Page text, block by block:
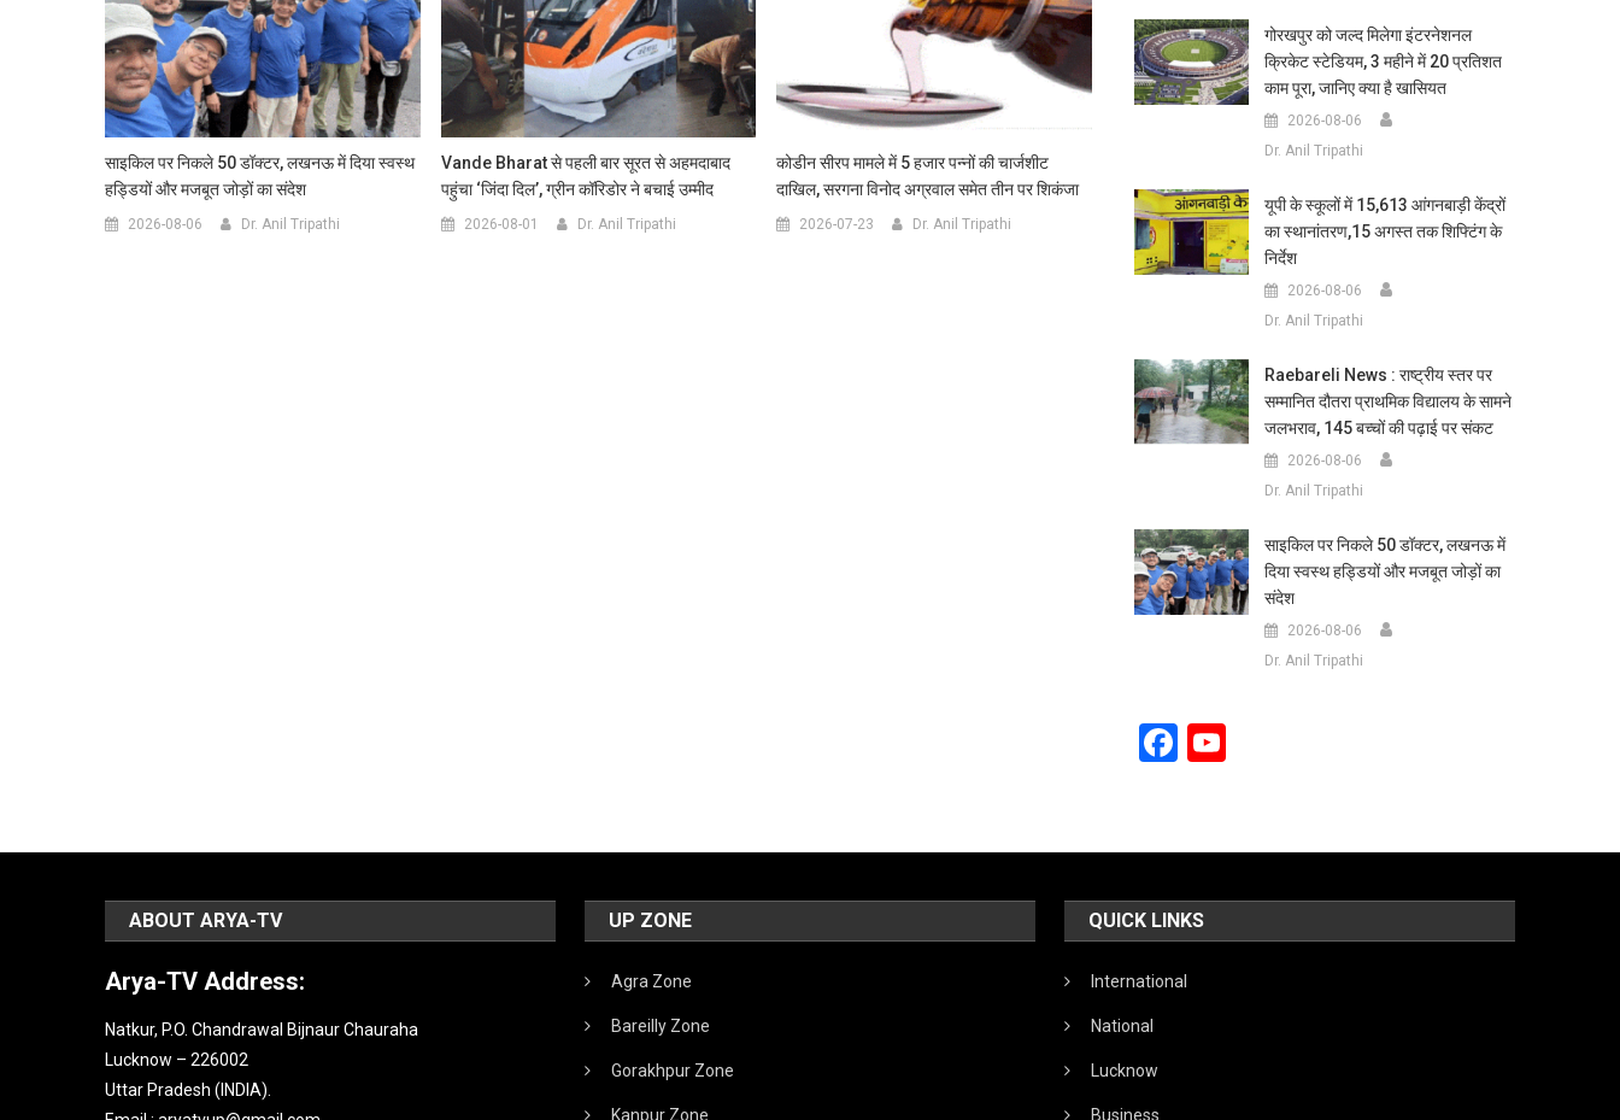
साइकिल पर निकले 50 डॉक्टर, लखनऊ में दिया स्वस्थ
हड्डियों और मजबूत जोड़ों का संदेश
2026-08-06 Dr. Anil Tripathi
Vande Bharat से पहली बार सूरत से अहमदाबाद
पहुंचा ‘जिंदा दिल’, ग्रीन कॉरिडोर ने बचाई उम्मीद
2026-08-01 Dr. Anil Tripathi
कोडीन सीरप मामले में 5 हजार पन्नों की चार्जशीट
दाखिल, सरगना विनोद अग्रवाल समेत तीन पर शिकंजा
2026-07-23 Dr. Anil Tripathi
गोरखपुर को जल्द मिलेगा इंटरनेशनल
क्रिकेट स्टेडियम, 3 महीने में 20 प्रतिशत
काम पूरा, जानिए क्या है खासियत
2026-08-06
Dr. Anil Tripathi
यूपी के स्कूलों में 15,613 आंगनबाड़ी केंद्रों
का स्थानांतरण,15 अगस्त तक शिफ्टिंग के
निर्देश
2026-08-06
Dr. Anil Tripathi
Raebareli News : राष्ट्रीय स्तर पर
सम्मानित दौतरा प्राथमिक विद्यालय के सामने
जलभराव, 145 बच्चों की पढ़ाई पर संकट
2026-08-06
Dr. Anil Tripathi
साइकिल पर निकले 50 डॉक्टर, लखनऊ में
दिया स्वस्थ हड्डियों और मजबूत जोड़ों का
संदेश
2026-08-06
Dr. Anil Tripathi
Facebook
ABOUT ARYA-TV
Arya-TV Address:
Natkur, P.O. Chandrawal Bijnaur Chauraha
Lucknow – 226002
Uttar Pradesh (INDIA).
UP ZONE
Agra Zone
Bareilly Zone
Gorakhpur Zone
Kanpur Zone
QUICK LINKS
International
National
Lucknow
Business